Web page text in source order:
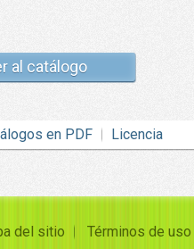
al catálogo
en PDF Licencia
del sitio Términos de uso